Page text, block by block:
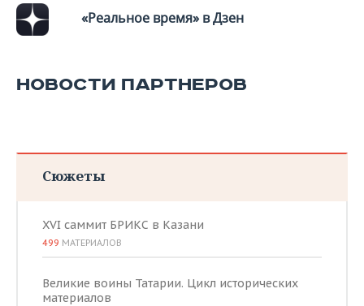
«Реальное время» в Дзен
НОВОСТИ ПАРТНЕРОВ
Сюжеты
XVI саммит БРИКС в Казани
499 МАТЕРИАЛОВ
Великие воины Татарии. Цикл исторических
материалов